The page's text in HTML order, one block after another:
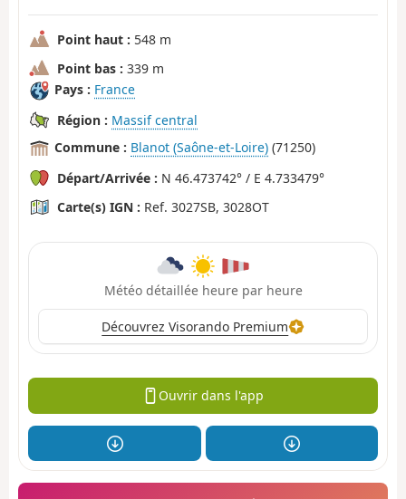
Point haut : 548 m
Point bas : 339 m
Pays : France
Région : Massif central
Commune : Blanot (Saône-et-Loire) (71250)
Départ/Arrivée : N 46.473742° / E 4.733479°
Carte(s) IGN : Ref. 3027SB, 3028OT
Météo détaillée heure par heure
Découvrez Visorando Premium
Ouvrir dans l'app